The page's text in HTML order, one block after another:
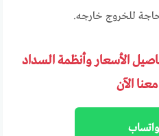
للخروج خارجه.
الأسعار وأنظمة السداد
الآن
واتساب